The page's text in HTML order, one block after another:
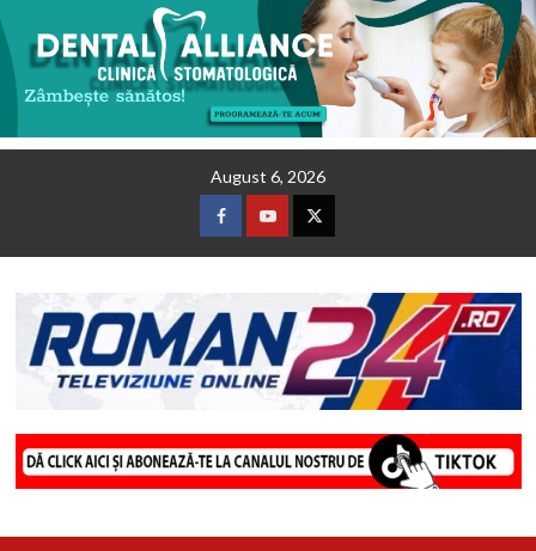
August 6, 2026
FacebookYoutubeTwitter